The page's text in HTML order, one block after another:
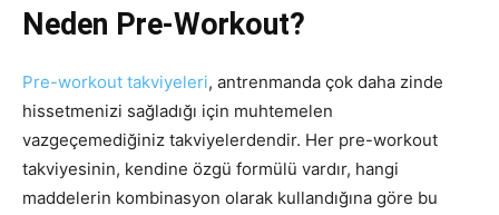
Neden Pre-Workout?
Pre-workout takviyeleri, antrenmanda çok daha zinde
hissetmenizi sağladığı için muhtemelen
vazgeçemediğiniz takviyelerdendir. Her pre-workout
takviyesinin, kendine özgü formülü vardır, hangi
maddelerin kombinasyon olarak kullandığına göre bu